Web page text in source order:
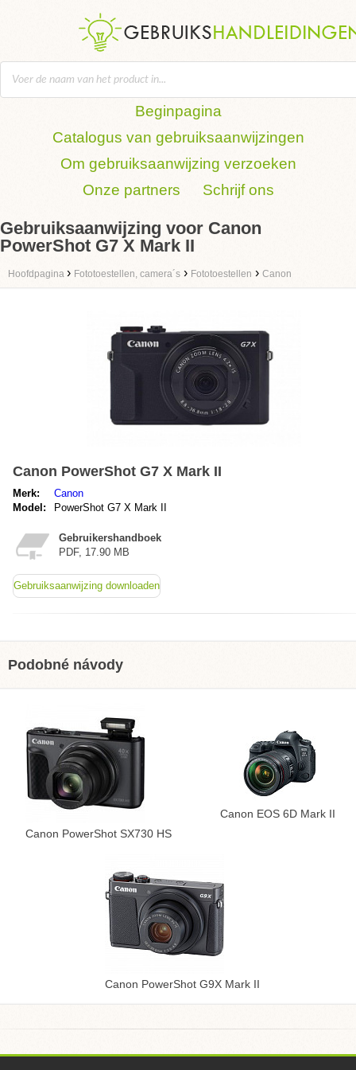
Beginpagina
Catalogus van gebruiksaanwijzingen
Om gebruiksaanwijzing verzoeken
Onze partners
Schrijf ons
Gebruiksaanwijzing voor Canon
PowerShot G7 X Mark II
Hoofdpagina › Fototoestellen, camera´s › Fototoestellen › Canon
Canon PowerShot G7 X Mark II
Merk:
Canon
Model:
PowerShot G7 X Mark II
Gebruikershandboek
PDF, 17.90 MB
Gebruiksaanwijzing downloaden
Podobné návody
Canon PowerShot SX730 HS
Canon EOS 6D Mark II
Canon PowerShot G9X Mark II